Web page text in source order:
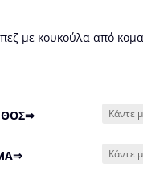
με κουκούλα από